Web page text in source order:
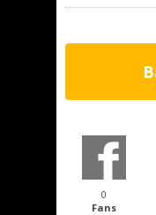
0
Fans